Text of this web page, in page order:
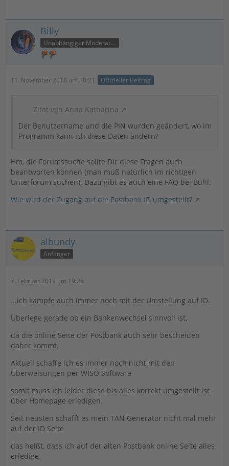
Billy
Unabhängiger Moderator
11. November 2018 um 10:21 Offizieller Beitrag
Zitat von Anna Katharina
Der Benutzername und die PIN wurden geändert, wo im
Programm kann ich diese Daten ändern?
Hm, die Forumssuche sollte Dir diese Fragen auch
beantworten können (man muß natürlich im richtigen
Unterforum suchen). Dazu gibt es auch eine FAQ bei Buhl:
Wie wird der Zugang auf die Postbank ID umgestellt?
albundy
Anfänger
7. Februar 2019 um 19:26
...ich kämpfe auch immer noch mit der Umstellung auf ID.
Überlege gerade ob ein Bankenwechsel sinnvoll ist,
da die online Seite der Postbank auch sehr bescheiden
daher kommt.
Aktuell schaffe ich es immer noch nicht mit den
Überweisungen per WISO Software
somit muss ich leider diese bis alles korrekt umgestellt ist
über Homepage erledigen.
Seit neusten schafft es mein TAN Generator nicht mal mehr
auf der ID Seite
das heißt, dass ich auf der alten Postbank online Seite alles
erledige.